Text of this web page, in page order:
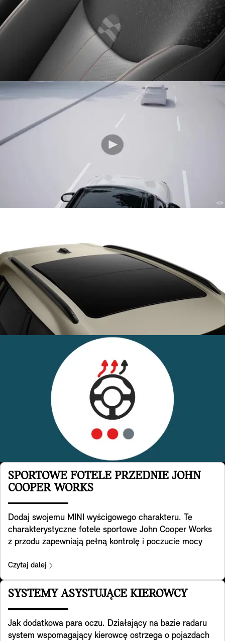
SPORTOWE FOTELE PRZEDNIE JOHN
COOPER WORKS
Dodaj swojemu MINI wyścigowego charakteru. Te
charakterystyczne fotele sportowe John Cooper Works
z przodu zapewniają pełną kontrolę i poczucie mocy
geometrię foteli sportowych, mają zintegrowane
zagłówki i oferują dodatkowe podparcie ramion podczas
pokonywania zakrętów w legendarnym stylu MINI. Z
tyłu znajduje się również wygodna kieszeń. Są one
Czytaj dalej
SYSTEMY ASYSTUJĄCE KIEROWCY
Jak dodatkowa para oczu. Działający na bazie radaru
system wspomagający kierowcę ostrzega o pojazdach